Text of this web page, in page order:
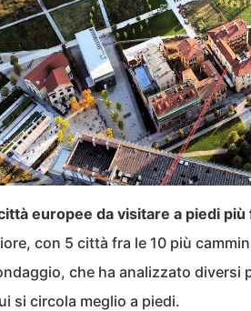
europee da visitare a piedi
con 5 città fra le 10 più
che ha analizzato diversi
si circola meglio a piedi.